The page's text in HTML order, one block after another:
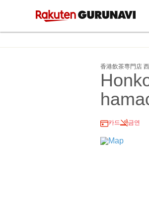
香港飲茶専門店
카드 금연